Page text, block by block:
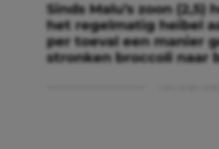
Sinds Malu’s zoon (2,5)
het regelmatig heibel
per toeval een manier
stronken broccoli naar